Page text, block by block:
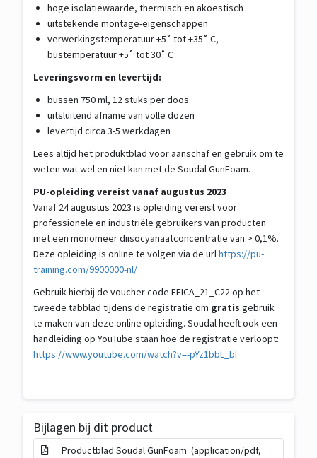
hoge isolatiewaarde, thermisch en akoestisch
uitstekende montage-eigenschappen
verwerkingstemperatuur +5˚ tot +35˚ C,
bustemperatuur +5˚ tot 30˚ C
Leveringsvorm en levertijd:
bussen 750 ml, 12 stuks per doos
uitsluitend afname van volle dozen
levertijd circa 3-5 werkdagen
Lees altijd het produktblad voor aanschaf en gebruik om te
weten wat wel en niet kan met de Soudal GunFoam.
PU-opleiding vereist vanaf augustus 2023
Vanaf 24 augustus 2023 is opleiding vereist voor
professionele en industriële gebruikers van producten
met een monomeer diisocyanaatconcentratie van > 0,1%.
Deze opleiding is online te volgen via de urlhttps://pu-
training.com/9900000-nl/
Gebruik hierbij de voucher code FEICA_21_C22 op het
tweede tabblad tijdens de registratie om gratis gebruik
te maken van deze online opleiding. Soudal heeft ook een
handleiding op YouTube staan hoe de registratie verloopt:
https://www.youtube.com/watch?v=-pYz1bbL_bI
Bijlagen bij dit product
Productblad Soudal GunFoam (application/pdf,